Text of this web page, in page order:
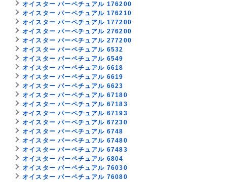
オイスター パーペチュアル 176200
オイスター パーペチュアル 176210
オイスター パーペチュアル 177200
オイスター パーペチュアル 276200
オイスター パーペチュアル 277200
オイスター パーペチュアル 6532
オイスター パーペチュアル 6549
オイスター パーペチュアル 6618
オイスター パーペチュアル 6619
オイスター パーペチュアル 6623
オイスター パーペチュアル 67180
オイスター パーペチュアル 67183
オイスター パーペチュアル 67193
オイスター パーペチュアル 67230
オイスター パーペチュアル 6748
オイスター パーペチュアル 67480
オイスター パーペチュアル 67483
オイスター パーペチュアル 6804
オイスター パーペチュアル 76030
オイスター パーペチュアル 76080